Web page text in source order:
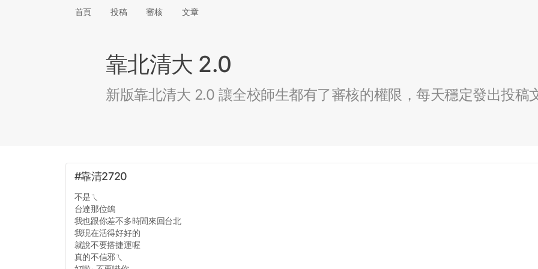
首頁 投稿 審核 文章
靠北清大 2.0
新版靠北清大 2.0 讓全校師生都有了審核的權限，每天穩定發出投稿
#靠清2720
不是ㄟ
台達那位鴿
我也跟你差不多時間來回台北
我現在活得好好的
就說不要搭捷運喔
真的不信邪ㄟ